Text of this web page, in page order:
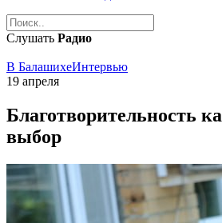
Слушать Радио
В БалашихеИнтервью
19 апреля
Благотворительность
выбор